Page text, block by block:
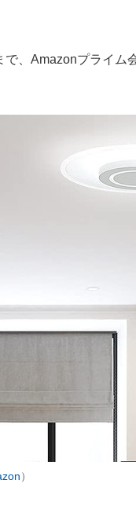
、Amazonプライム
）